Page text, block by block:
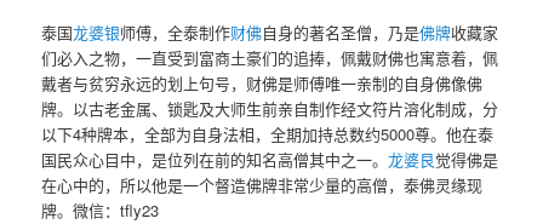
泰国龙婆银师傅，全泰制作财佛自身的著名圣僧，乃是佛牌收藏家
们必入之物，一直受到富商土豪们的追捧，佩戴财佛也寓意着，佩
戴者与贫穷永远的划上句号，财佛是师傅唯一亲制的自身佛像佛
牌。以古老金属、锁匙及大师生前亲自制作经文符片溶化制成，分
以下4种牌本，全部为自身法相，全期加持总数约5000尊。他在泰
国民众心目中，是位列在前的知名高僧其中之一。龙婆艮觉得佛是
在心中的，所以他是一个督造佛牌非常少量的高僧，泰佛灵缘现
牌。微信：tfly23